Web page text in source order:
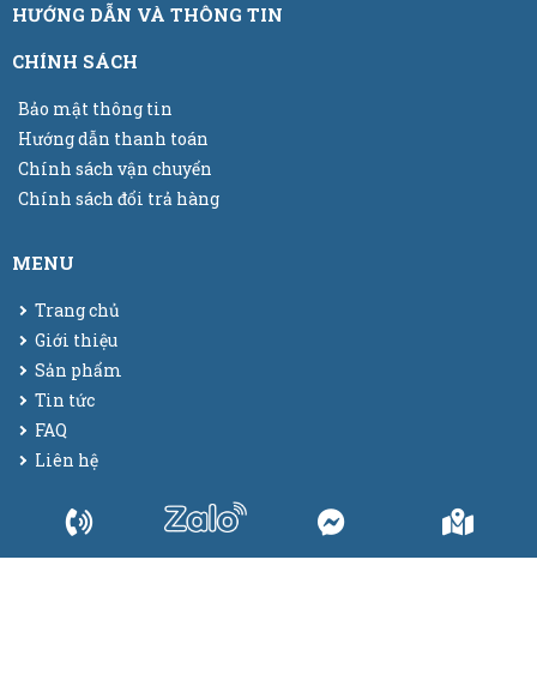
HƯỚNG DẪN VÀ THÔNG TIN
CHÍNH SÁCH
Bảo mật thông tin
Hướng dẫn thanh toán
Chính sách vận chuyển
Chính sách đổi trả hàng
MENU
Trang chủ
Giới thiệu
Sản phẩm
Tin tức
FAQ
Liên hệ
Bao bì màng co